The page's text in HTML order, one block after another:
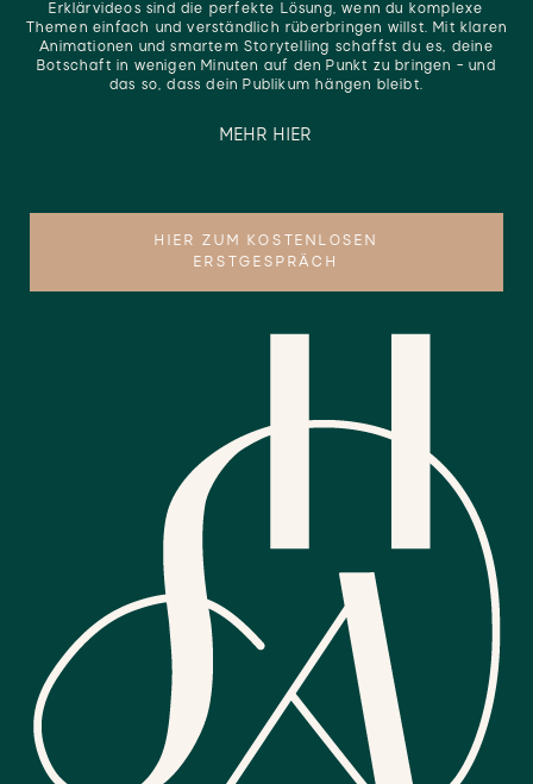
Erklärvideos sind die perfekte Lösung, wenn du komplexe
Themen einfach und verständlich rüberbringen willst. Mit klaren
Animationen und smartem Storytelling schaffst du es, deine
Botschaft in wenigen Minuten auf den Punkt zu bringen – und
das so, dass dein Publikum hängen bleibt.
MEHR HIER
HIER ZUM KOSTENLOSEN
ERSTGESPRÄCH